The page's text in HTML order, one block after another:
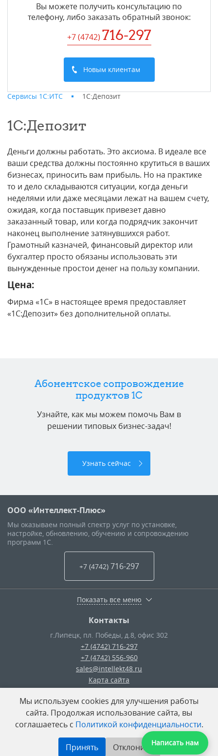
Вы можете получить консультацию по
телефону, либо заказать обратный звонок:
+7 (4742) 716-297
Новым клиентам
Сервисы 1С:ИТС 1С:Депозит
1С:Депозит
Деньги должны работать. Это аксиома. В идеале все
ваши средства должны постоянно крутиться в ваших
бизнесах, приносить вам прибыль. Но на практике
то и дело складываются ситуации, когда деньги
неделями или даже месяцами лежат на вашем счету,
ожидая, когда поставщик привезет давно
заказанный товар, или когда подрядчик закончит
наконец выполнение затянувшихся работ.
Грамотный казначей, финансовый директор или
бухгалтер просто обязаны использовать эти
вынужденные простои денег на пользу компании.
Цена:
Фирма «1С» в настоящее время предоставляет
«1С:Депозит» без дополнительной оплаты.
Абонентское сопровождение
продуктов 1C
Узнайте, как мы можем помочь Вам в
решении типовых бизнес-задач!
Узнать сейчас
ООО «Интеллект-Плюс»
Мы оказываем полный спектр услуг по установке,
настройке, обновлению, обучению и сопровождению
программ 1С.
+7 (4742) 716-297
Показать все меню
Контакты
г.Липецк пл. Победы, д.8, офис 302
+7 (4742) 716-297
+7 (4742) 556-960
sales@intellekt48.ru
Карта сайта
© ООО «Интеллект-Плюс»— 2026
Поделиться:
Разработка сайта —«Unika»’18
Написать нам
Мы используем cookies для улучшения работы
сайта. Продолжая использование сайта, вы
соглашаетесь с Политикой конфиденциальности.
Принять Отклонить